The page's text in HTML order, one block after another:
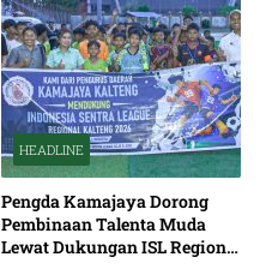
HEADLINE
Pengda Kamajaya Dorong
Pembinaan Talenta Muda
Lewat Dukungan ISL Regional